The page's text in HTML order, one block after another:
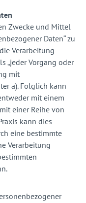
Zwecke und Mittel
Daten“ zu
Verarbeitung
„jeder Vorgang oder
mit
a). Folglich kann
mit einem
einer Reihe von
kann dies
eine bestimmte
Verarbeitung